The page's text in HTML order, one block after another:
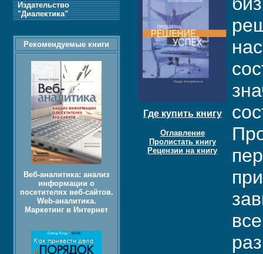
Где купить книгу
Оглавление
Пролистать книгу
Рецензии на книгу
Издательство
"Диалектика"
Рекомендуемые книги
Веб-аналитика: анализ
информации о
посетителях веб-сайтов.
Web-аналитика.
Маркетинг в Интернет